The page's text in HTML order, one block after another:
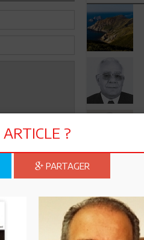
Envoyer
?
PARTAGER